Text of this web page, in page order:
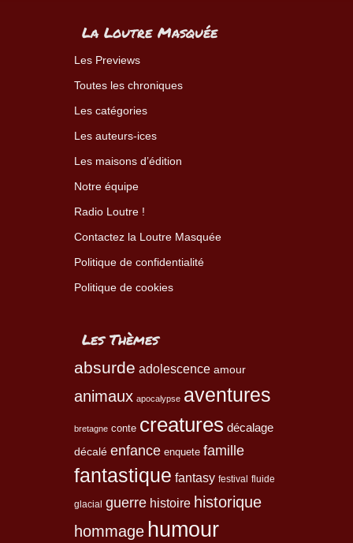
La Loutre Masquée
Les Previews
Toutes les chroniques
Les catégories
Les auteurs-ices
Les maisons d’édition
Notre équipe
Radio Loutre !
Contactez la Loutre Masquée
Politique de confidentialité
Politique de cookies
Les Thèmes
absurde adolescence amour
animaux apocalypse aventures
bretagne conte creatures décalage
décalé enfance enquete famille
fantastique fantasy festival fluide
glacial guerre histoire historique
hommage humour